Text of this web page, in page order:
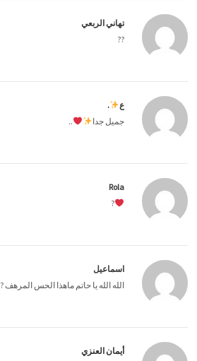
تهاني الربعي
??
ع .
جميل جدا ..
Rola
?
اسماعيل
الله الله يا حاتم ماهذا الحس المرهف ?
أيمان العنزي